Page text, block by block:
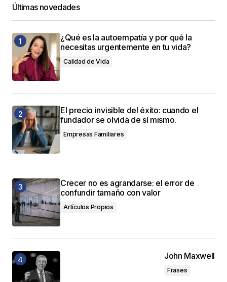
Últimas novedades
¿Qué es la autoempatía y por qué la
necesitas urgentemente en tu vida?
Calidad de Vida
El precio invisible del éxito: cuando el
fundador se olvida de sí mismo.
Empresas Familiares
Crecer no es agrandarse: el error de
confundir tamaño con valor
Artículos Propios
John Maxwell
Frases